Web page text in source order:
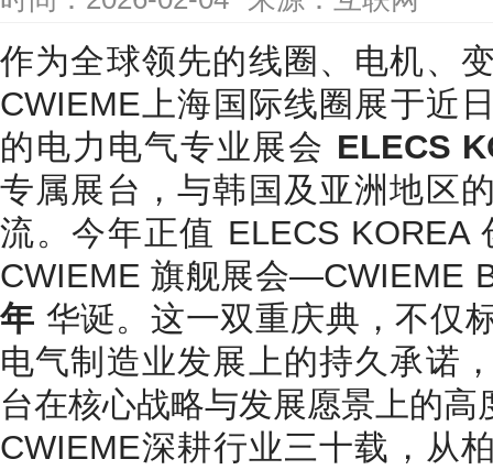
作为全球领先的线圈、电机、
CWIEME上海国际线圈展于近
的电力电气专业展会 ELECS
专属展台，与韩国及亚洲地区
流。今年正值 ELECS KOREA
CWIEME 旗舰展会—CWIEME
年 华诞。这一双重庆典，不仅
电气制造业发展上的持久承诺
台在核心战略与发展愿景上的高
CWIEME深耕行业三十载，从